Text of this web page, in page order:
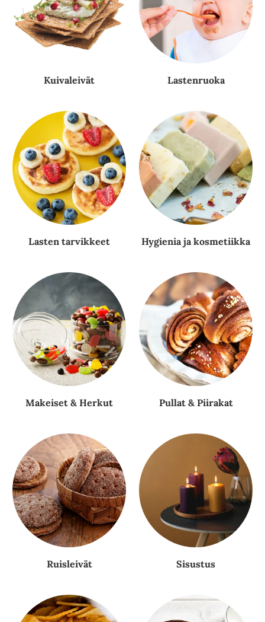
Kuivaleivät Lastenruoka
Lasten tarvikkeet Hygienia ja kosmetiikka
Makeiset & Herkut Pullat & Piirakat
Ruisleivät Sisustus